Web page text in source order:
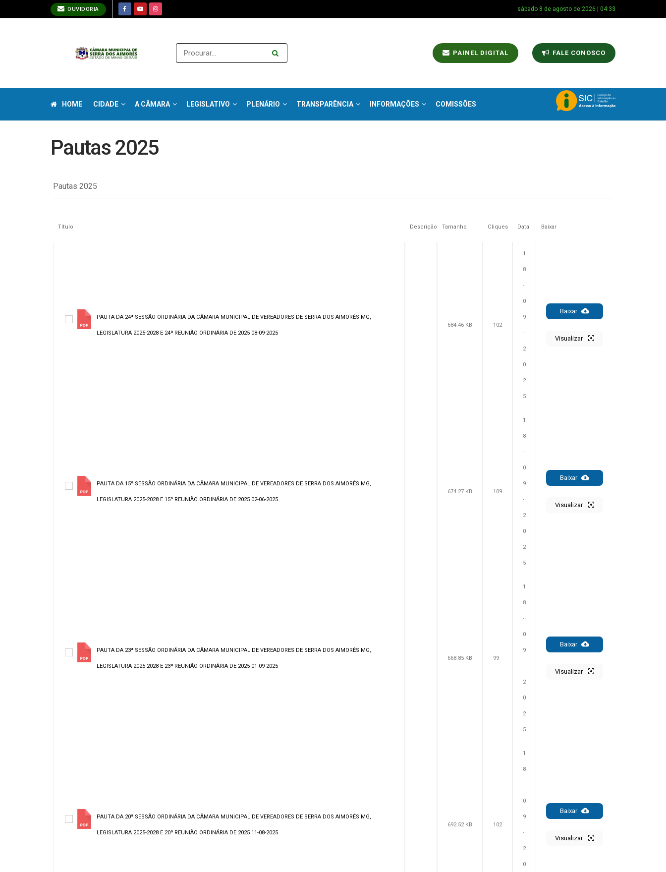
OUVIDORIA sábado 8 de agosto de 2026 | 04:33
PAINEL DIGITAL FALE CONOSCO
HOME CIDADE A CÂMARA LEGISLATIVO PLENÁRIO TRANSPARÊNCIA INFORMAÇÕES COMISSÕES
Pautas 2025
Pautas 2025
Título Descrição Tamanho Cliques Data Baixar
PAUTA DA 24ª SESSÃO ORDINÁRIA DA CÂMARA MUNICIPAL DE VEREADORES DE SERRA DOS AIMORÉS MG,
LEGISLATURA 2025-2028 E 24ª REUNIÃO ORDINÁRIA DE 2025 08-09-2025
684.46 KB 102
1
8
-
0
9
-
2
0
2
5
Baixar
Visualizar
PAUTA DA 15ª SESSÃO ORDINÁRIA DA CÂMARA MUNICIPAL DE VEREADORES DE SERRA DOS AIMORÉS MG,
LEGISLATURA 2025-2028 E 15ª REUNIÃO ORDINÁRIA DE 2025 02-06-2025
674.27 KB 109
1
8
-
0
9
-
2
0
2
5
Baixar
Visualizar
PAUTA DA 23ª SESSÃO ORDINÁRIA DA CÂMARA MUNICIPAL DE VEREADORES DE SERRA DOS AIMORÉS MG,
LEGISLATURA 2025-2028 E 23ª REUNIÃO ORDINÁRIA DE 2025 01-09-2025
668.85 KB 99
1
8
-
0
9
-
2
0
2
5
Baixar
Visualizar
PAUTA DA 20ª SESSÃO ORDINÁRIA DA CÂMARA MUNICIPAL DE VEREADORES DE SERRA DOS AIMORÉS MG,
LEGISLATURA 2025-2028 E 20ª REUNIÃO ORDINÁRIA DE 2025 11-08-2025
692.52 KB 102
1
8
-
0
9
-
2
0
Baixar
Visualizar